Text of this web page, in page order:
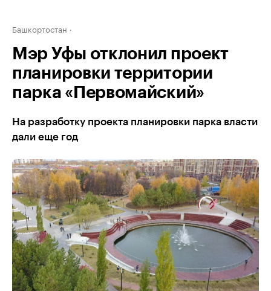
Башкортостан
Мэр Уфы отклонил проект
планировки территории
парка «Первомайский»
На разработку проекта планировки парка власти
дали еще год